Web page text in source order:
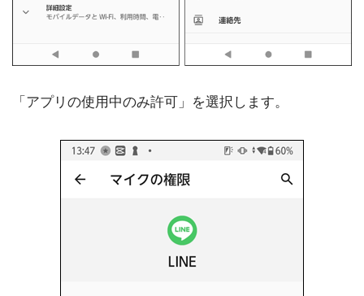
「アプリの使用中のみ許可」を選択します。